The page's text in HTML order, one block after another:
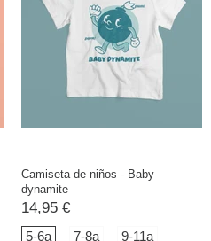
Camiseta de niños - Baby
dynamite
14,95 €
5-6a 7-8a 9-11a